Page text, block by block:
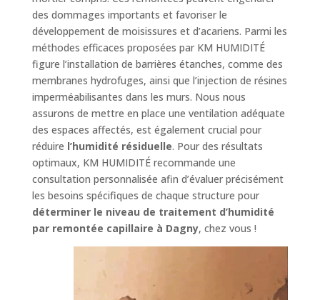
des dommages importants et favoriser le
développement de moisissures et d’acariens. Parmi les
méthodes efficaces proposées par KM HUMIDITÉ
figure l’installation de barrières étanches, comme des
membranes hydrofuges, ainsi que l’injection de résines
imperméabilisantes dans les murs. Nous nous
assurons de mettre en place une ventilation adéquate
des espaces affectés, est également crucial pour
réduire l’humidité résiduelle. Pour des résultats
optimaux, KM HUMIDITÉ recommande une
consultation personnalisée afin d’évaluer précisément
les besoins spécifiques de chaque structure pour
déterminer le niveau de traitement d’humidité
par remontée capillaire à Dagny, chez vous !